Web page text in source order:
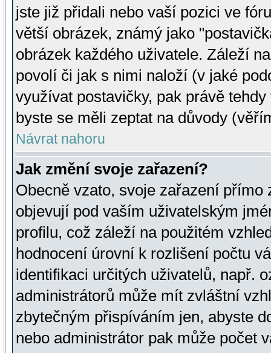
jste již přidali nebo vaší pozici ve
větší obrázek, známý jako
obrázek každého uživatele. Záleží
povolí či jak s nimi naloží (v jaké
využívat postavičky, pak právě
byste se měli zeptat na důvody
Návrat nahoru
Jak změní svoje zařazení?
Obecně vzato, svoje zařazení přímo
objevují pod vaším uživatelským
profilu, což záleží na použitém
hodnocení úrovní k rozlišení počtu
identifikaci určitých uživatelů, např.
administrátorů může mít zvláštní
zbytečným přispíváním jen, abyste
nebo administrátor pak může počet